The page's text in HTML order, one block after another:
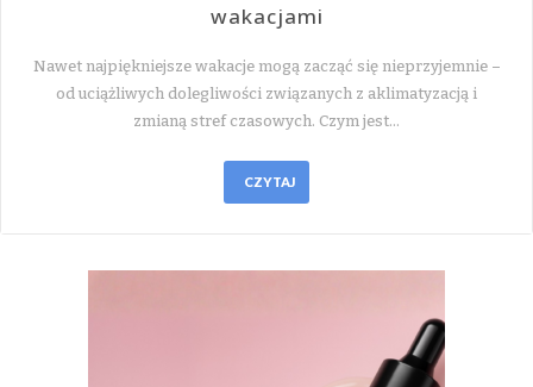
wakacjami
Nawet najpiękniejsze wakacje mogą zacząć się nieprzyjemnie –
od uciążliwych dolegliwości związanych z aklimatyzacją i
zmianą stref czasowych. Czym jest…
CZYTAJ